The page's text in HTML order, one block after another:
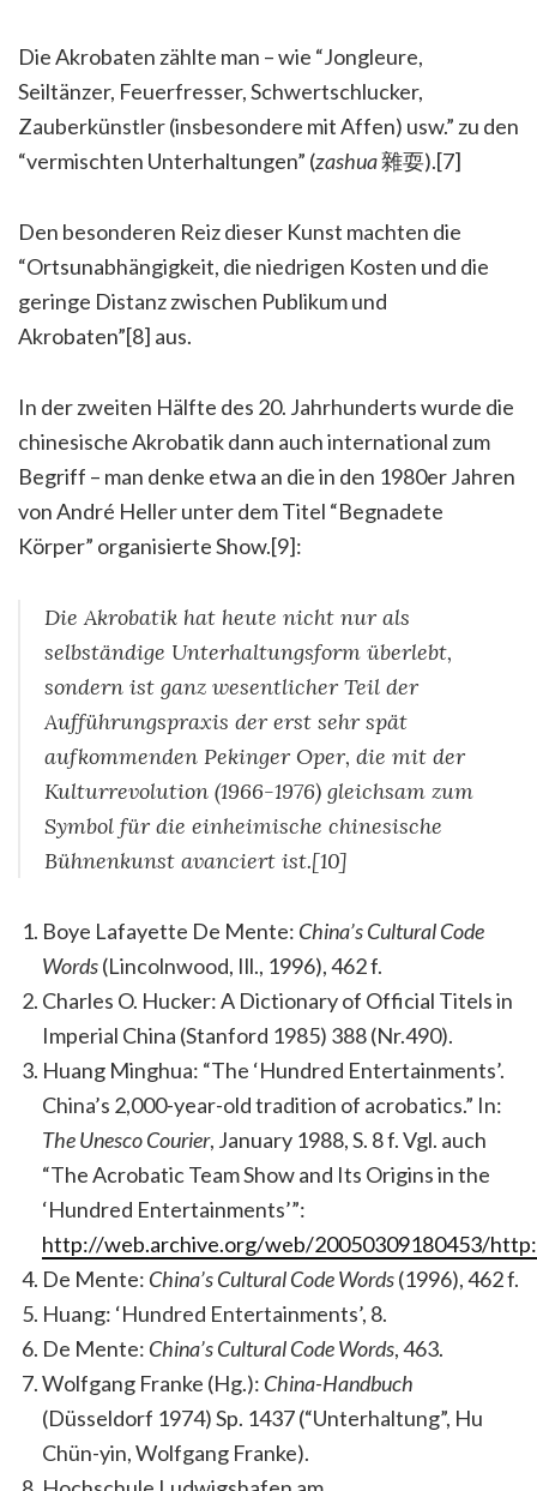
Die Akrobaten zählte man – wie “Jongleure,
Seiltänzer, Feuerfresser, Schwertschlucker,
Zauberkünstler (insbesondere mit Affen) usw.” zu den
“vermischten Unterhaltungen” (zashua雜耍).[7]
Den besonderen Reiz dieser Kunst machten die
“Ortsunabhängigkeit, die niedrigen Kosten und die
geringe Distanz zwischen Publikum und
Akrobaten”[8] aus.
In der zweiten Hälfte des 20. Jahrhunderts wurde die
chinesische Akrobatik dann auch international zum
Begriff – man denke etwa an die in den 1980er Jahren
von André Heller unter dem Titel “Begnadete
Körper” organisierte Show.[9]:
Die Akrobatik hat heute nicht nur als
selbständige Unterhaltungsform überlebt,
sondern ist ganz wesentlicher Teil der
Aufführungspraxis der erst sehr spät
aufkommenden Pekinger Oper, die mit der
Kulturrevolution (1966-1976) gleichsam zum
Symbol für die einheimische chinesische
Bühnenkunst avanciert ist.[10]
Boye Lafayette De Mente: China’s Cultural Code
Words(Lincolnwood, Ill., 1996), 462 f.
Charles O. Hucker: A Dictionary of Official Titels in
Imperial China (Stanford 1985) 388 (Nr.490).
Huang Minghua: “The ‘Hundred Entertainments’.
China’s 2,000-year-old tradition of acrobatics.” In:
The Unesco Courier, January 1988, S. 8 f. Vgl. auch
“The Acrobatic Team Show and Its Origins in the
‘Hundred Entertainments’”:
http://web.archive.org/web/20050309180453/
De Mente: China’s Cultural Code Words(1996), 462 f.
Huang: ‘Hundred Entertainments’, 8.
De Mente: China’s Cultural Code Words, 463.
Wolfgang Franke (Hg.): China-Handbuch
(Düsseldorf 1974) Sp. 1437 (“Unterhaltung”, Hu
Chün-yin, Wolfgang Franke).